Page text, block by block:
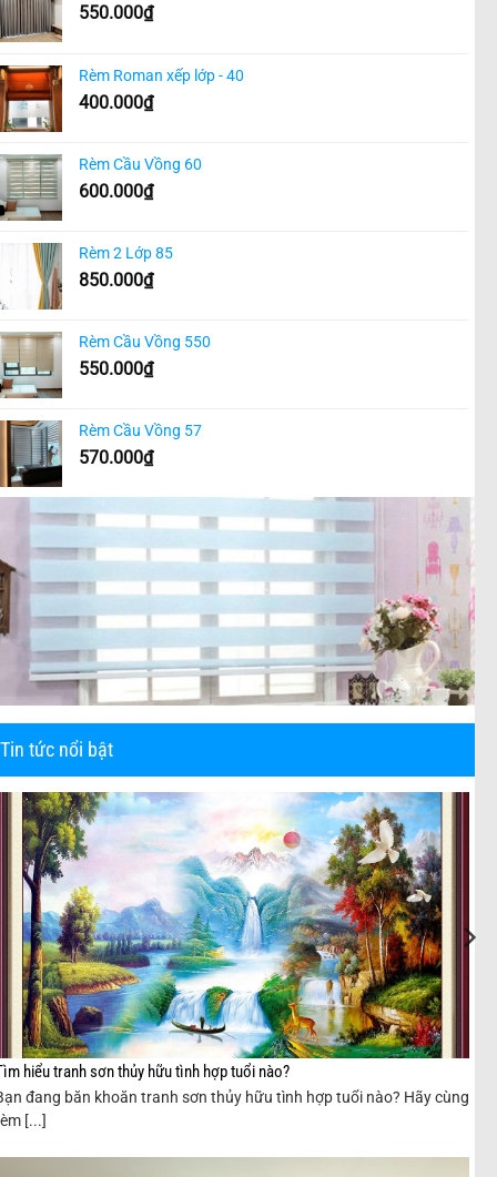
550.000₫
Rèm Roman xếp lớp - 40
400.000₫
Rèm Cầu Vồng 60
600.000₫
Rèm 2 Lớp 85
850.000₫
Rèm Cầu Vồng 550
550.000₫
Rèm Cầu Vồng 57
570.000₫
Tin tức nổi bật
hiểu tranh sơn thủy hữu tình hợp tuổi nào?
đang băn khoăn tranh sơn thủy hữu tình hợp tuổi nào? Hãy cùng
[...]